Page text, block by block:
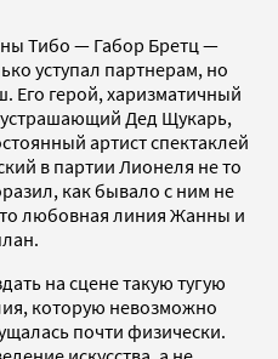
Тибо — Габор Бретц —
уступал партнерам, но
Его герой, харизматичный
устрашающий Дед Щукарь,
артист спектаклей
в партии Лионеля не то
как бывало с ним не
любовная линия Жанны и
на сцене такую тугую
которую невозможно
почти физически.